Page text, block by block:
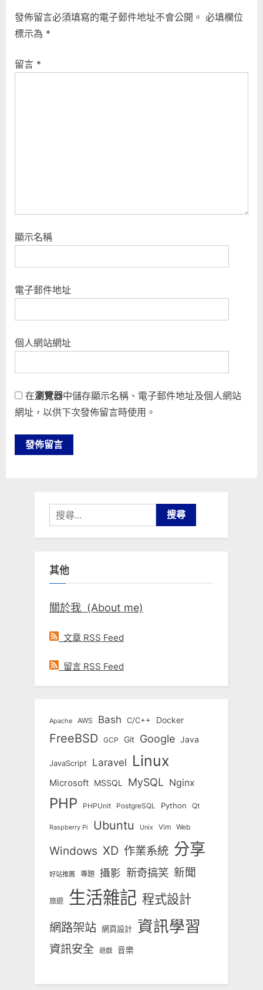
導
覽
i
o
s
P
t
發佈留言必須填寫的電子郵件地址不會公開。 必填欄位
標示為 *
留言 *
顯示名稱
電子郵件地址
個人網站網址
在瀏覽器中儲存顯示名稱、電子郵件地址及個人網站
網址，以供下次發佈留言時使用。
搜
尋
關
字:
其他
關於我 (About me)
文章 RSS Feed
留言 RSS Feed
Apache AWS Bash C/C++ Docker
FreeBSD GCP Git Google Java
JavaScript Laravel Linux
Microsoft MSSQL MySQL Nginx
PHP PHPUnit PostgreSQL Python Qt
Raspberry Pi Ubuntu Unix Vim Web
Windows XD 作業系統 分享
好站推薦 專題 攝影 新奇搞笑 新聞
旅遊 生活雜記 程式設計
網路架站 網頁設計 資訊學習
資訊安全 遊戲 音樂